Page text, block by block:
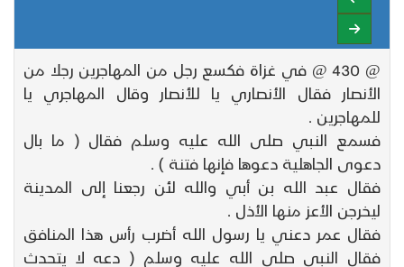
@ 430 @ في غزاة فكسع رجل من المهاجرين رجلا من
الأنصار فقال الأنصاري يا للأنصار وقال المهاجري يا
للمهاجرين .
فسمع النبي صلى الله عليه وسلم فقال ( ما بال
دعوى الجاهلية دعوها فإنها فتنة ) .
فقال عبد الله بن أبي والله لئن رجعنا إلى المدينة
ليخرجن الأعز منها الأذل .
فقال عمر دعني يا رسول الله أضرب رأس هذا المنافق
فقال النبي صلى الله عليه وسلم ( دعه لا يتحدث